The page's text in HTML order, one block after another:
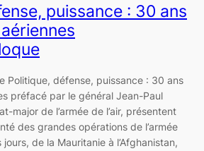
puissance : 30 ans
Politique, défense, puissance : 30 ans
préfacé par le général Jean-Paul
major de l’armée de l’air, présentent
des grandes opérations de l’armée
jours, de la Mauritanie à l’Afghanistan,